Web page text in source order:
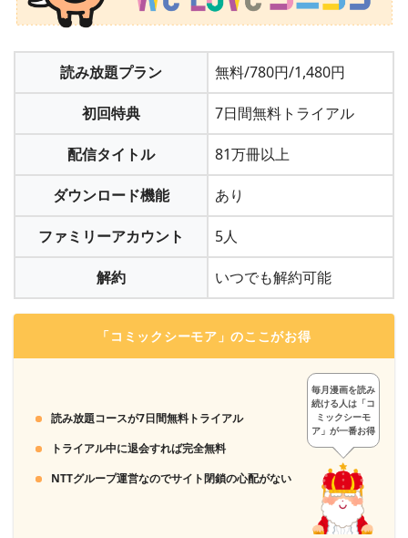
読み放題プラン 無料/780円/1,480円
初回特典 7日間無料トライアル
配信タイトル 81万冊以上
ダウンロード機能 あり
ファミリーアカウント 5人
解約 いつでも解約可能
「コミックシーモア」のここがお得
読み放題コースが7日間無料トライアル
トライアル中に退会すれば完全無料
NTTグループ運営なのでサイト閉鎖の心配がない
毎月漫画を読み
続ける人は「コ
ミックシーモ
ア」が一番お得